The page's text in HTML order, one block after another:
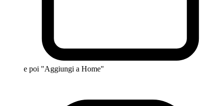
e poi "Aggiungi a Home"